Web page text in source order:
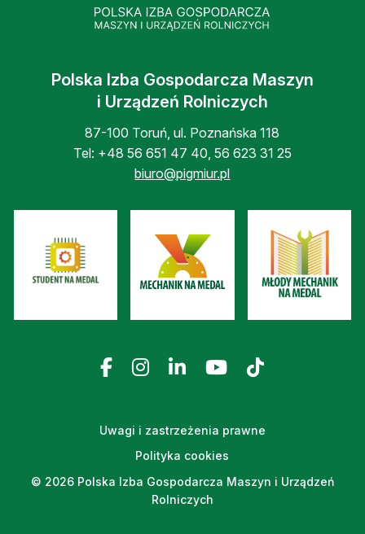
Polska Izba Gospodarcza Maszyn
i Urządzeń Rolniczych
87-100 Toruń, ul. Poznańska 118
Tel: +48 56 651 47 40, 56 623 31 25
biuro@pigmiur.pl
Uwagi i zastrzeżenia prawne
Polityka cookies
© 2026 Polska Izba Gospodarcza Maszyn i Urządzeń
Rolniczych